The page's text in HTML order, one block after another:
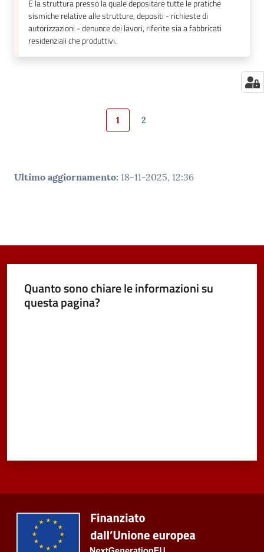
È la struttura presso la quale depositare tutte le pratiche
sismiche relative alle strutture, depositi - richieste di
autorizzazioni - denunce dei lavori, riferite sia a fabbricati
residenziali che produttivi.
Pagina precedente
Pagina
1 Pagina
2
Ultimo aggiornamento: 18-11-2025, 12:36
Quanto sono chiare le informazioni su
questa pagina?